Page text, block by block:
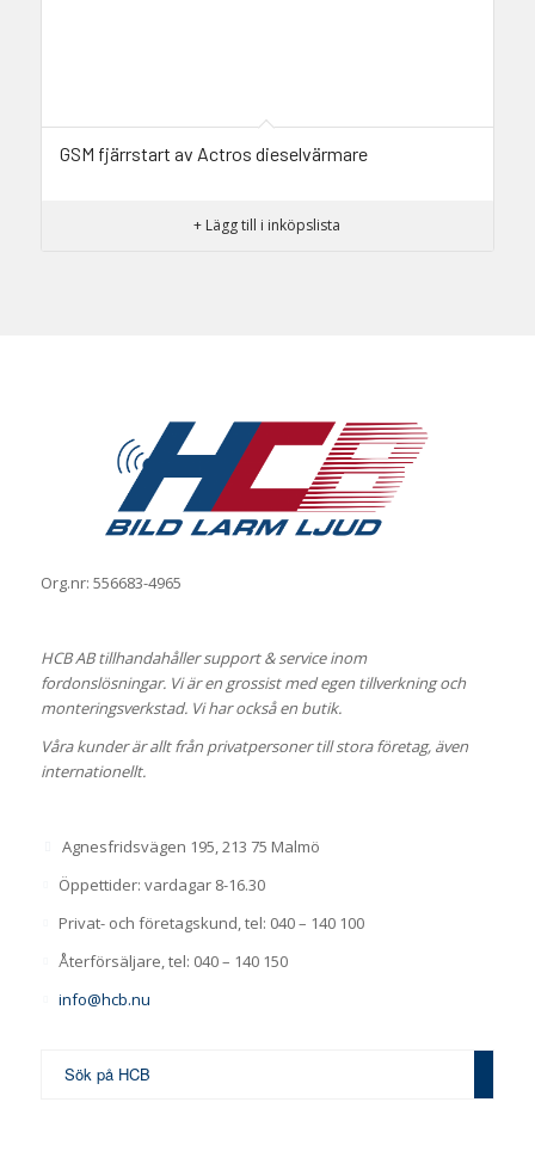
GSM fjärrstart av Actros dieselvärmare
+ Lägg till i inköpslista
Org.nr: 556683-4965
HCB AB tillhandahåller support & service inom
fordonslösningar. Vi är en grossist med egen tillverkning och
monteringsverkstad. Vi har också en butik.
Våra kunder är allt från privatpersoner till stora företag, även
internationellt.
Agnesfridsvägen 195, 213 75 Malmö
Öppettider: vardagar 8-16.30
Privat- och företagskund, tel: 040 – 140 100
Återförsäljare, tel: 040 – 140 150
info@hcb.nu